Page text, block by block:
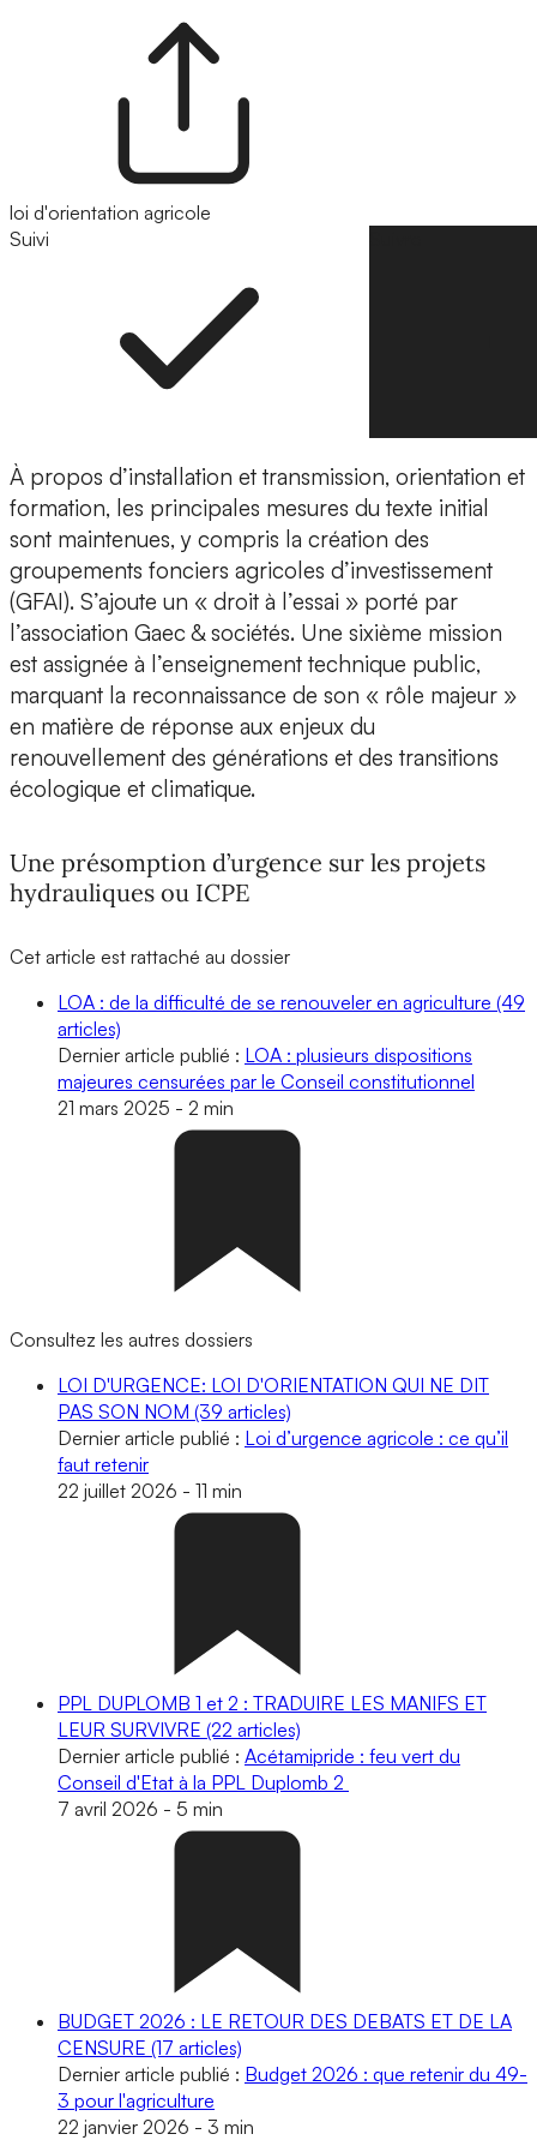
loi d'orientation agricole
Suivi
À propos d’installation et transmission, orientation et
formation, les principales mesures du texte initial
sont maintenues, y compris la création des
groupements fonciers agricoles d’investissement
(GFAI). S’ajoute un « droit à l’essai » porté par
l’association Gaec & sociétés. Une sixième mission
est assignée à l’enseignement technique public,
marquant la reconnaissance de son « rôle majeur »
en matière de réponse aux enjeux du
renouvellement des générations et des transitions
écologique et climatique.
Une présomption d’urgence sur les projets
hydrauliques ou ICPE
Cet article est rattaché au dossier
LOA : de la difficulté de se renouveler en agriculture (49
articles)
Dernier article publié : LOA : plusieurs dispositions
majeures censurées par le Conseil constitutionnel
21 mars 2025 - 2 min
Consultez les autres dossiers
LOI D'URGENCE: LOI D'ORIENTATION QUI NE DIT
PAS SON NOM (39 articles)
Dernier article publié : Loi d’urgence agricole : ce qu’il
faut retenir
22 juillet 2026 - 11 min
PPL DUPLOMB 1 et 2 : TRADUIRE LES MANIFS ET
LEUR SURVIVRE (22 articles)
Dernier article publié : Acétamipride : feu vert du
Conseil d'Etat à la PPL Duplomb 2
7 avril 2026 - 5 min
BUDGET 2026 : LE RETOUR DES DEBATS ET DE LA
CENSURE (17 articles)
Dernier article publié : Budget 2026 : que retenir du 49-
3 pour l'agriculture
22 janvier 2026 - 3 min